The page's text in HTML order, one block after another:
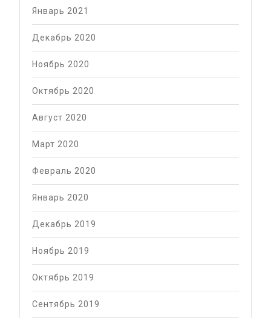
Январь 2021
Декабрь 2020
Ноябрь 2020
Октябрь 2020
Август 2020
Март 2020
Февраль 2020
Январь 2020
Декабрь 2019
Ноябрь 2019
Октябрь 2019
Сентябрь 2019